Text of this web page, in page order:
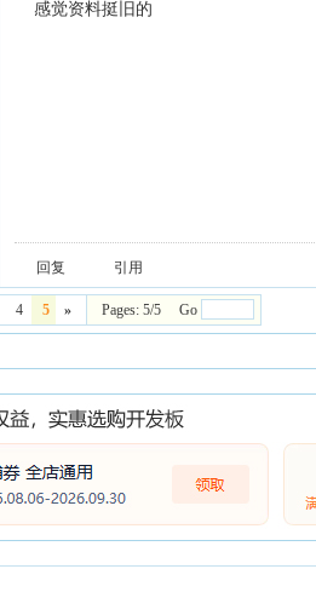
感觉资料挺旧的
回复 引用
4 5 » Pages: 5/5 Go